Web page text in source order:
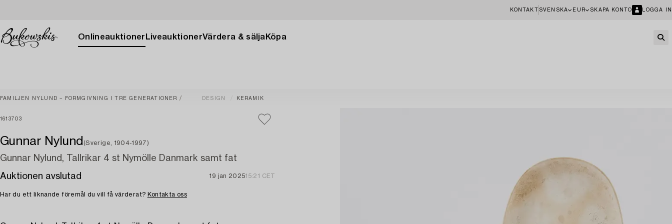
KONTAKT SVENSKA EUR SKAPA KONTO LOGGA IN
Onlineauktioner LiveauktionerVärdera & sälja Köpa
FAMILJEN NYLUND – FORMGIVNING I TRE GENERATIONER DESIGN KERAMIK
1613703
Gunnar Nylund (Sverige, 1904-1997)
Gunnar Nylund, Tallrikar 4 st Nymölle Danmark samt fat
Auktionen avslutad
19 jan 202515:21 CET
Har du ett liknande föremål du vill få värderat? Kontakta oss